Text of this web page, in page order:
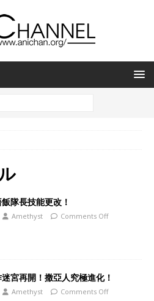
隊長技能更改！
Amethyst Comments Off
迷宮再開！撒亞人究極進化！
Amethyst Comments Off